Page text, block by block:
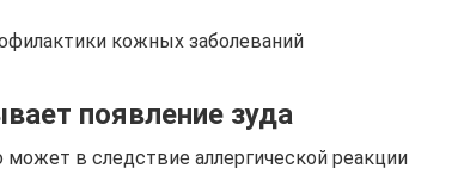
кожных заболеваний
появление зуда
может в следствие аллергической реакции